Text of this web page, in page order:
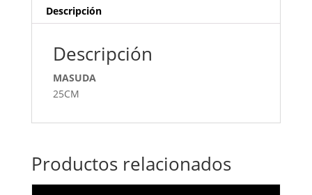
Descripción
Descripción
MASUDA
25CM
Productos relacionados